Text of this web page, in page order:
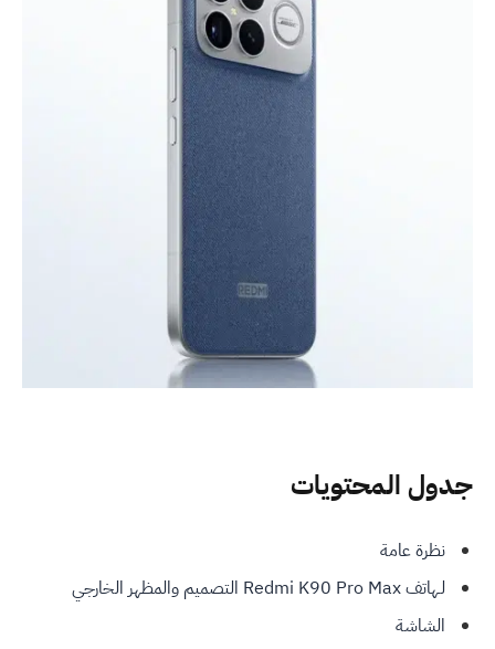
جدول المحتويات
نظرة عامة
لـهاتف Redmi K90 Pro Max التصميم والمظهر الخارجي
الشاشة